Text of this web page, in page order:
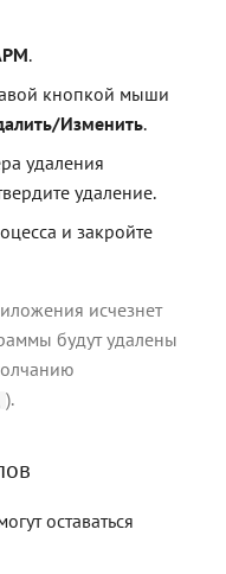
.
кнопкой мыши
Изменить.
удаления
удаление.
и закройте
исчезнет
будут удалены
).
оставаться